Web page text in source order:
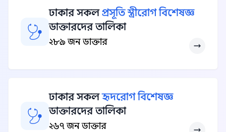
ঢাকার সকলপ্রসূতি স্ত্রীরোগ বিশেষজ্ঞ
ডাক্তারদের তালিকা
২৮৯ জন ডাক্তার
ঢাকার সকলহৃদরোগ বিশেষজ্ঞ
ডাক্তারদের তালিকা
২৬৭ জন ডাক্তার